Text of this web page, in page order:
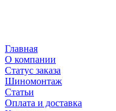
Главная
О компании
Статус заказа
Шиномонтаж
Статьи
Оплата и доставка